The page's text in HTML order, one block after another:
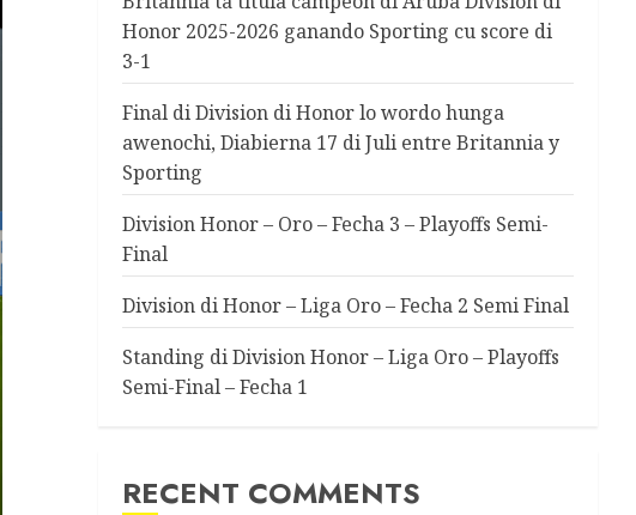
Honor 2025-2026 ganando Sporting cu score di
3-1
Final di Division di Honor lo wordo hunga
awenochi, Diabierna 17 di Juli entre Britannia y
Sporting
Division Honor – Oro – Fecha 3 – Playoffs Semi-
Final
Division di Honor – Liga Oro – Fecha 2 Semi Final
Standing di Division Honor – Liga Oro – Playoffs
Semi-Final – Fecha 1
RECENT COMMENTS